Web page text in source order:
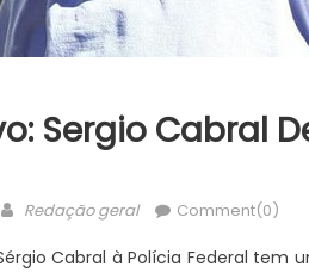
Sergio Cabral
Author
Redação geral Comment(0)
Cabral à Polícia Federal tem